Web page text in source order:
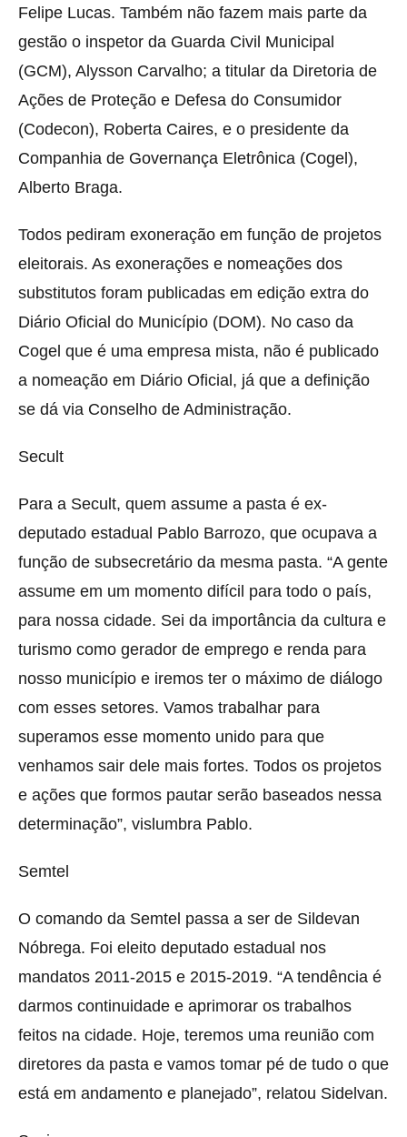
Felipe Lucas. Também não fazem mais parte da
gestão o inspetor da Guarda Civil Municipal
(GCM), Alysson Carvalho; a titular da Diretoria de
Ações de Proteção e Defesa do Consumidor
(Codecon), Roberta Caires, e o presidente da
Companhia de Governança Eletrônica (Cogel),
Alberto Braga.
Todos pediram exoneração em função de projetos
eleitorais. As exonerações e nomeações dos
substitutos foram publicadas em edição extra do
Diário Oficial do Município (DOM). No caso da
Cogel que é uma empresa mista, não é publicado
a nomeação em Diário Oficial, já que a definição
se dá via Conselho de Administração.
Secult
Para a Secult, quem assume a pasta é ex-
deputado estadual Pablo Barrozo, que ocupava a
função de subsecretário da mesma pasta. “A gente
assume em um momento difícil para todo o país,
para nossa cidade. Sei da importância da cultura e
turismo como gerador de emprego e renda para
nosso município e iremos ter o máximo de diálogo
com esses setores. Vamos trabalhar para
superamos esse momento unido para que
venhamos sair dele mais fortes. Todos os projetos
e ações que formos pautar serão baseados nessa
determinação”, vislumbra Pablo.
Semtel
O comando da Semtel passa a ser de Sildevan
Nóbrega. Foi eleito deputado estadual nos
mandatos 2011-2015 e 2015-2019. “A tendência é
darmos continuidade e aprimorar os trabalhos
feitos na cidade. Hoje, teremos uma reunião com
diretores da pasta e vamos tomar pé de tudo o que
está em andamento e planejado”, relatou Sidelvan.